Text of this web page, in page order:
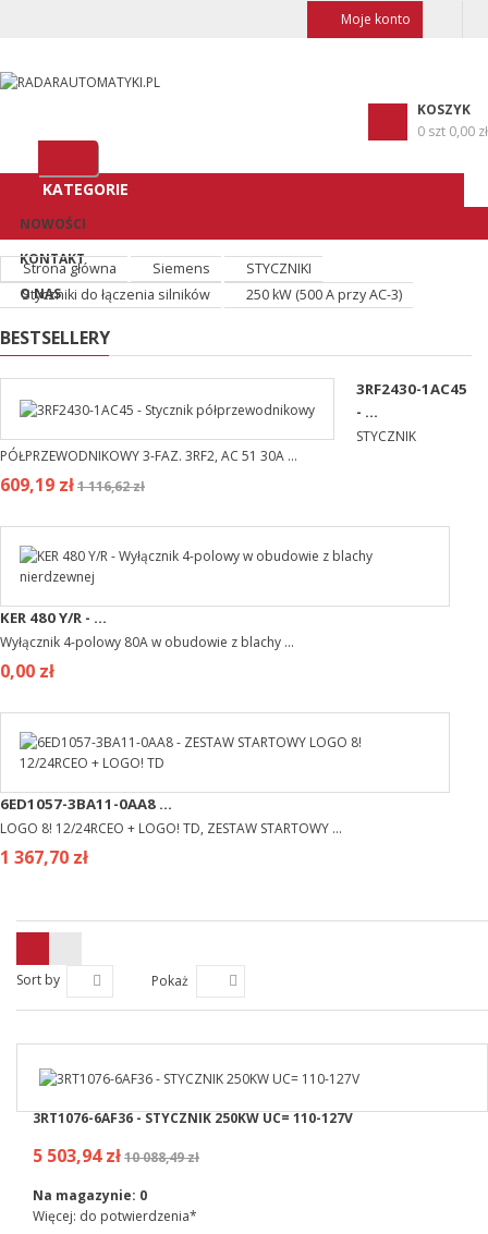
Moje konto
KOSZYK
0 szt 0,00 zł
KATEGORIE
NOWOŚCI
KONTAKT
O NAS
Strona główna Siemens
STYCZNIKI
Styczniki do łączenia silników
250 kW (500 A przy AC-3)
BESTSELLERY
3RF2430-1AC45
- ...
STYCZNIK
PÓŁPRZEWODNIKOWY 3-FAZ. 3RF2, AC 51 30A ...
609,19 zł1 116,62 zł
KER 480 Y/R - ...
Wyłącznik 4-polowy 80A w obudowie z blachy ...
0,00 zł
6ED1057-3BA11-0AA8 ...
LOGO 8! 12/24RCEO + LOGO! TD, ZESTAW STARTOWY ...
1 367,70 zł
Sort by Pokaż
3RT1076-6AF36 - STYCZNIK 250KW UC= 110-127V
5 503,94 zł10 088,49 zł
Na magazynie: 0
Więcej: do potwierdzenia*